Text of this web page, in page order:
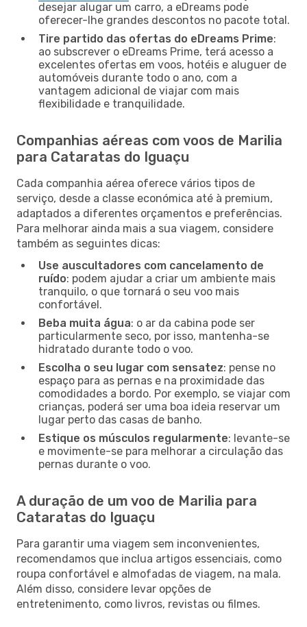
desejar alugar um carro, a eDreams pode
oferecer-lhe grandes descontos no pacote total.
Tire partido das ofertas do eDreams Prime:
ao subscrever o eDreams Prime, terá acesso a
excelentes ofertas em voos, hotéis e aluguer de
automóveis durante todo o ano, com a
vantagem adicional de viajar com mais
flexibilidade e tranquilidade.
Companhias aéreas com voos de Marilia
para Cataratas do Iguaçu
Cada companhia aérea oferece vários tipos de
serviço, desde a classe económica até à premium,
adaptados a diferentes orçamentos e preferências.
Para melhorar ainda mais a sua viagem, considere
também as seguintes dicas:
Use auscultadores com cancelamento de
ruído: podem ajudar a criar um ambiente mais
tranquilo, o que tornará o seu voo mais
confortável.
Beba muita água: o ar da cabina pode ser
particularmente seco, por isso, mantenha-se
hidratado durante todo o voo.
Escolha o seu lugar com sensatez: pense no
espaço para as pernas e na proximidade das
comodidades a bordo. Por exemplo, se viajar com
crianças, poderá ser uma boa ideia reservar um
lugar perto das casas de banho.
Estique os músculos regularmente: levante-se
e movimente-se para melhorar a circulação das
pernas durante o voo.
A duração de um voo de Marilia para
Cataratas do Iguaçu
Para garantir uma viagem sem inconvenientes,
recomendamos que inclua artigos essenciais, como
roupa confortável e almofadas de viagem, na mala.
Além disso, considere levar opções de
entretenimento, como livros, revistas ou filmes.